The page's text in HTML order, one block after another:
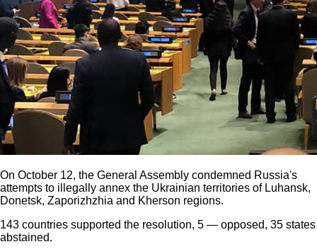
On October 12, the General Assembly condemned Russia's
attempts to illegally annex the Ukrainian territories of Luhansk,
Donetsk, Zaporizhzhia and Kherson regions.
143 countries supported the resolution, 5 — opposed, 35 states
abstained.